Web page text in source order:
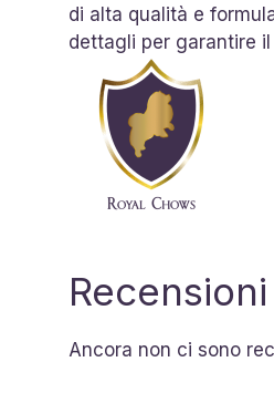
di alta qualità e
dettagli per garantire
Recensioni
Ancora non ci sono